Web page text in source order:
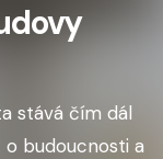
stává čím dál
budoucnosti a